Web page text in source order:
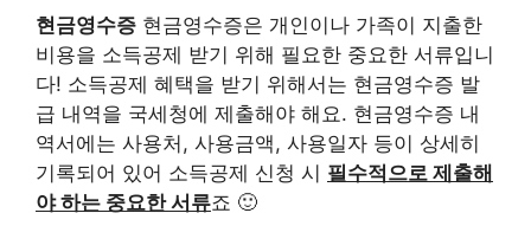
현금영수증 현금영수증은 개인이나 가족이 지출한
비용을 소득공제 받기 위해 필요한 중요한 서류입니
다! 소득공제 혜택을 받기 위해서는 현금영수증 발
급 내역을 국세청에 제출해야 해요. 현금영수증 내
역서에는 사용처, 사용금액, 사용일자 등이 상세히
기록되어 있어 소득공제 신청 시 필수적으로 제출해
야 하는 중요한 서류죠 🙂